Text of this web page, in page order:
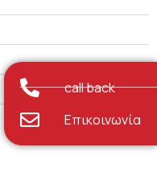
call back
Επικοινωνία